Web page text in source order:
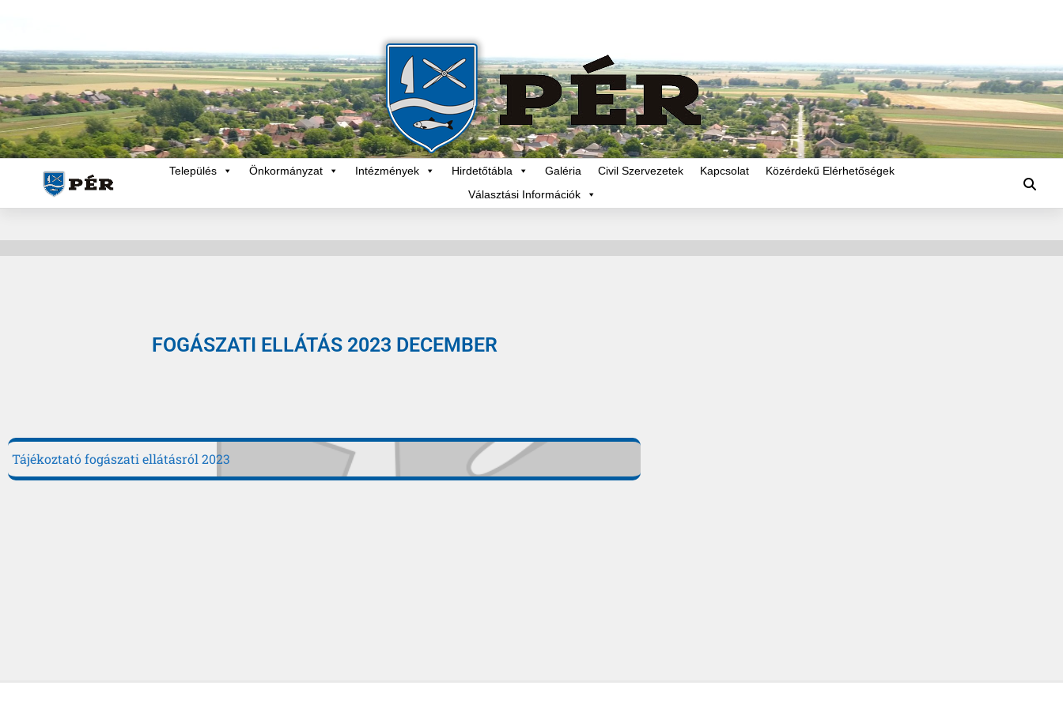
Település Önkormányzat Intézmények Hirdetőtábla Galéria Civil Szervezetek Kapcsolat
Közérdekű Elérhetőségek
Választási Információk
FOGÁSZATI ELLÁTÁS 2023 DECEMBER
Tájékoztató fogászati ellátásról 2023